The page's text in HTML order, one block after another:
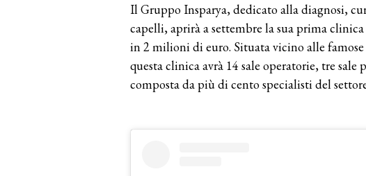
Il Gruppo Insparya, dedicato alla diagnosi,
capelli, aprirà a settembre la sua prima
in 2 milioni di euro. Situata vicino alle
questa clinica avrà 14 sale operatorie, tre
composta da più di cento specialisti del